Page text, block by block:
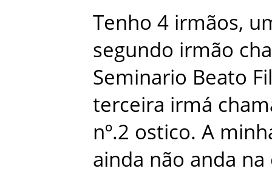
Tenho 4 irmãos,
segundo irmão
Seminario Beato
terceira irmá
nº.2 ostico. A
ainda não anda na